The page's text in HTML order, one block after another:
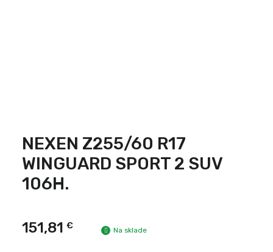
NEXEN Z255/60 R17
WINGUARD SPORT 2 SUV
106H.
151,81 € Na sklade